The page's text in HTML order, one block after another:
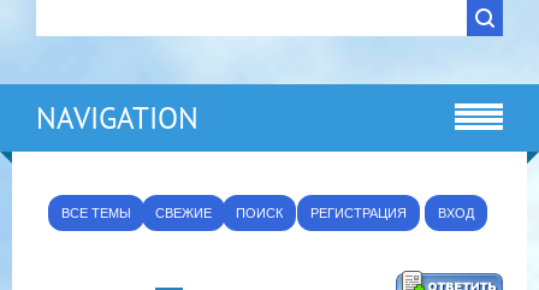
NAVIGATION
ВСЕ ТЕМЫ СВЕЖИЕ ПОИСК РЕГИСТРАЦИЯ ВХОД